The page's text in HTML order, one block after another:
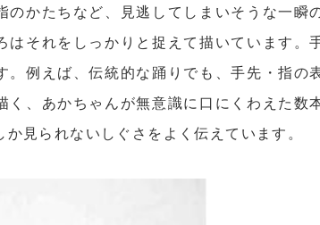
のかたちなど、見逃してしまいそうな一瞬
はそれをしっかりと捉えて描いています。
。例えば、伝統的な踊りでも、手先・指の
く、あかちゃんが無意識に口にくわえた数
見られないしぐさをよく伝えています。